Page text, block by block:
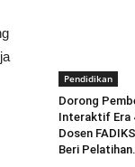
Pendidikan
Dorong
Interaktif Era
Dosen
Beri